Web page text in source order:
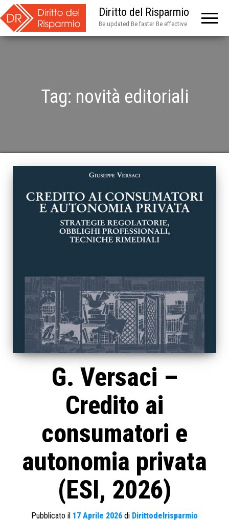
Diritto del Risparmio
Be updated Be faster Be effective
Tag: novità editoriali
G. Versaci –
Credito ai
consumatori e
autonomia privata
(ESI, 2026)
Pubblicato il 17 Aprile 2026 di Dirittodelrisparmio